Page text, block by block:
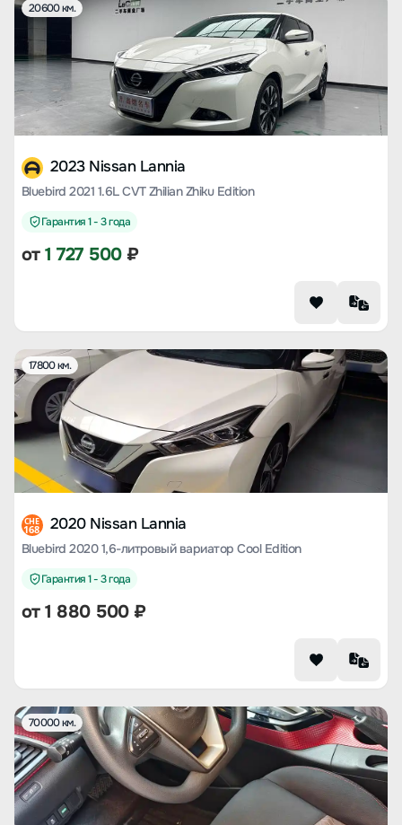
20600 км.
2023 Nissan Lannia
Bluebird 2021 1.6L CVT Zhilian Zhiku Edition
Гарантия 1 - 3 года
от1 727 500₽
17800 км.
CHE
168 2020 Nissan Lannia
Bluebird 2020 1,6-литровый вариатор Cool Edition
Гарантия 1 - 3 года
от1 880 500₽
70000 км.